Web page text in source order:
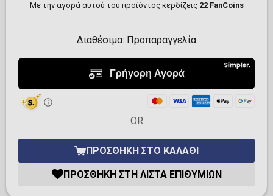
Με την αγορά αυτού του προϊόντος κερδίζεις 22 FanCoins
Διαθέσιμα: Προπαραγγελία
OR
ΠΡΟΣΘΉΚΗ ΣΤΟ ΚΑΛΆΘΙ
ΠΡΟΣΘΉΚΗ ΣΤΗ ΛΊΣΤΑ ΕΠΙΘΥΜΙΏΝ